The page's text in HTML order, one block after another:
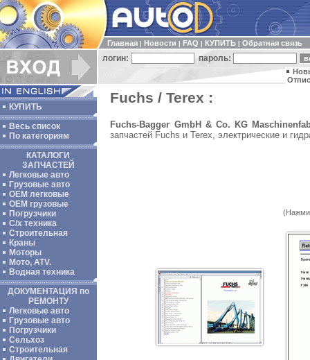
Главная Новости FAQ КУПИТЬ Обратная связь
логин: пароль:
КУПИТЬ
Весь список
По категориям
КАТАЛОГИ
ЗАПЧАСТЕЙ
Легковые авто
Грузовые авто
ОЕМ легковые
OEM грузовые
Погрузчики
С/х техника
Строительная
Краны
Моторы
Мото, ATV.
Водная техника
ДОКУМЕНТАЦИЯ по
РЕМОНТУ
Легковые авто
Грузовые авто
Погрузчики
Сельхоз
Строительная
Fuchs / Terex :
Fuchs-Bagger GmbH & Co. KG
запчастей Fuchs и Terex, электрические и